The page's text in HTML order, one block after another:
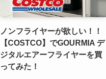
ノンフライヤーが欲しい！！
【COSTCO】でGOURMIA デ
ジタルエアーフライヤーを買
ってみた！